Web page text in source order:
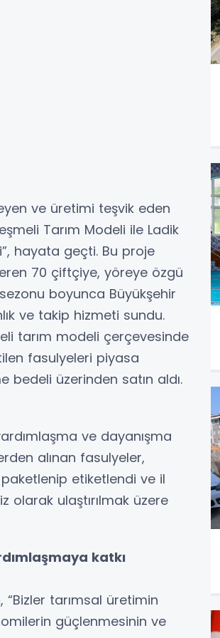
ve üretimi teşvik eden
Tarım Modeli ile Ladik
hayata geçti. Bu proje
70 çiftçiye, yöreye özgü
boyunca Büyükşehir
ve takip hizmeti sundu.
tarım modeli çerçevesinde
fasulyeleri piyasa
bedeli üzerinden satın aldı.
ve dayanışma
alınan fasulyeler,
etiketlendi ve il
olarak ulaştırılmak üzere
katkı
“Bizler tarımsal üretimin
güçlenmesinin ve